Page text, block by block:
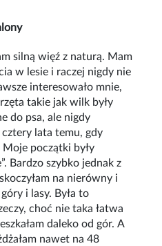
silną więź z naturą. Mam
w lesie i raczej nigdy nie
interesowało mnie,
takie jak wilk były
do psa, ale nigdy
cztery lata temu, gdy
Moje początki były
Bardzo szybko jednak z
na nierówny i
i lasy. Była to
choć nie taka łatwa
daleko od gór. A
nawet na 48